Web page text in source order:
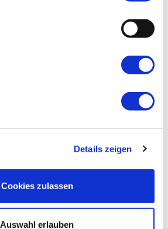
Details zeigen
Cookies zulassen
Auswahl erlauben